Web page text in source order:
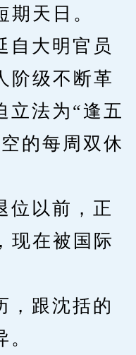
期天日。
大明官员
阶级不断革
立法为“逢五
的每周双休
以前，正
现在被国际
跟沈括的